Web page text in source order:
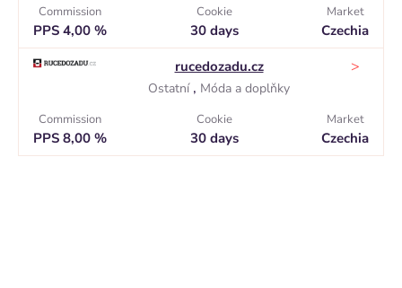
Commission
PPS 4,00 %
Cookie
30 days
Market
Czechia
rucedozadu.cz
Ostatní , Móda a doplňky
>
Commission
PPS 8,00 %
Cookie
30 days
Market
Czechia